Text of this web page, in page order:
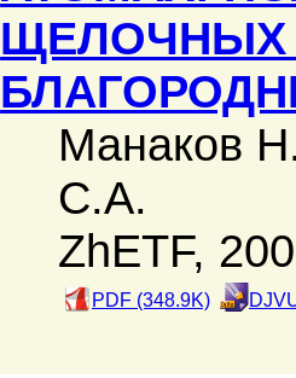
ЩЕЛОЧНЫХ
Манаков
С.А.
ZhETF,
PDF (348.9K)